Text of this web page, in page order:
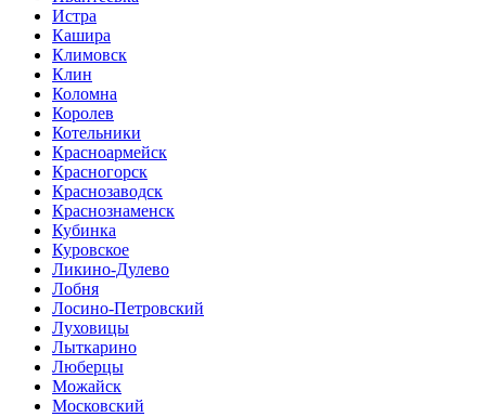
Истра
Кашира
Климовск
Клин
Коломна
Королев
Котельники
Красноармейск
Красногорск
Краснозаводск
Краснознаменск
Кубинка
Куровское
Ликино-Дулево
Лобня
Лосино-Петровский
Луховицы
Лыткарино
Люберцы
Можайск
Московский